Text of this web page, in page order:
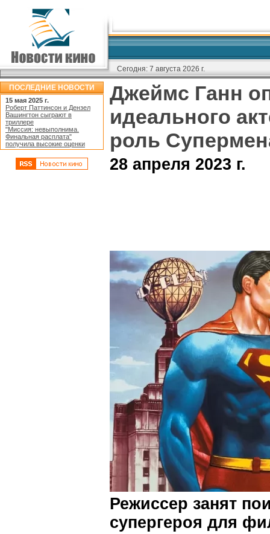
Сегодня: 7 августа 2026 г.
ПОСЛЕДНИЕ НОВОСТИ
15 мая 2025 г.
Роберт Паттинсон и Дензел
Вашингтон сыграют в
триллере
"Миссия: невыполнима.
Финальная расплата"
получила высокие оценки
Джеймс Ганн
идеального
роль
28 апреля 2023 г.
Режиссер занят
супергероя для